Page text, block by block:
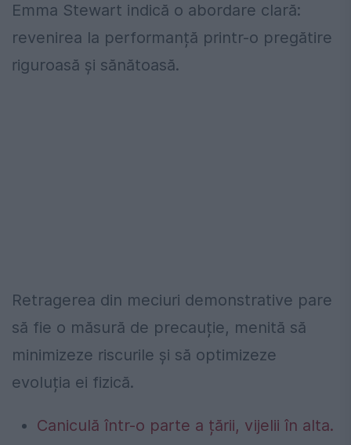
Emma Stewart indică o abordare clară:
revenirea la performanță printr-o pregătire
riguroasă și sănătoasă.
Retragerea din meciuri demonstrative pare
să fie o măsură de precauție, menită să
minimizeze riscurile și să optimizeze
evoluția ei fizică.
Caniculă într-o parte a țării, vijelii în alta.